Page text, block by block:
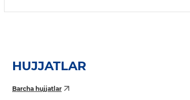
HUJJATLAR
Barcha hujjatlar